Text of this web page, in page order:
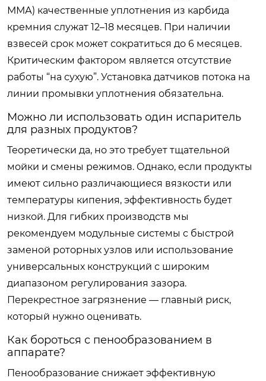
ММА) качественные уплотнения из карбида
кремния служат 12–18 месяцев. При наличии
взвесей срок может сократиться до 6 месяцев.
Критическим фактором является отсутствие
работы “на сухую”. Установка датчиков потока на
линии промывки уплотнения обязательна.
Можно ли использовать один испаритель
для разных продуктов?
Теоретически да, но это требует тщательной
мойки и смены режимов. Однако, если продукты
имеют сильно различающиеся вязкости или
температуры кипения, эффективность будет
низкой. Для гибких производств мы
рекомендуем модульные системы с быстрой
заменой роторных узлов или использование
универсальных конструкций с широким
диапазоном регулирования зазора.
Перекрестное загрязнение — главный риск,
который нужно оценивать.
Как бороться с пенообразованием в
аппарате?
Пенообразование снижает эффективную